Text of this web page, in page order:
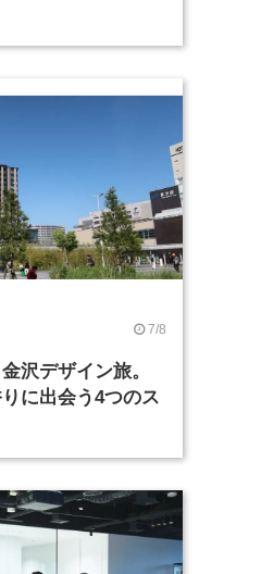
7/8
沢デザイン旅。
に出会う4つのス